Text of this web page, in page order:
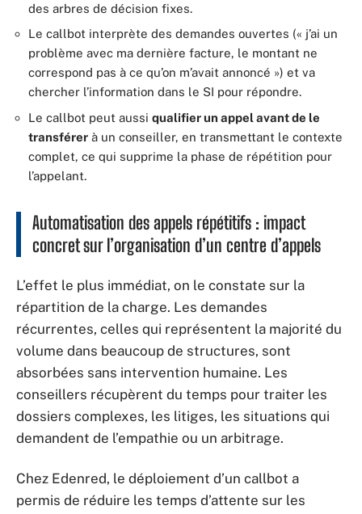
des arbres de décision fixes.
Le callbot interprète des demandes ouvertes (« j’ai un
problème avec ma dernière facture, le montant ne
correspond pas à ce qu’on m’avait annoncé ») et va
chercher l’information dans le SI pour répondre.
Le callbot peut aussi qualifier un appel avant de le
transférer à un conseiller, en transmettant le contexte
complet, ce qui supprime la phase de répétition pour
l’appelant.
Automatisation des appels répétitifs : impact
concret sur l’organisation d’un centre d’appels
L’effet le plus immédiat, on le constate sur la
répartition de la charge. Les demandes
récurrentes, celles qui représentent la majorité du
volume dans beaucoup de structures, sont
absorbées sans intervention humaine. Les
conseillers récupèrent du temps pour traiter les
dossiers complexes, les litiges, les situations qui
demandent de l’empathie ou un arbitrage.
Chez Edenred, le déploiement d’un callbot a
permis de réduire les temps d’attente sur les